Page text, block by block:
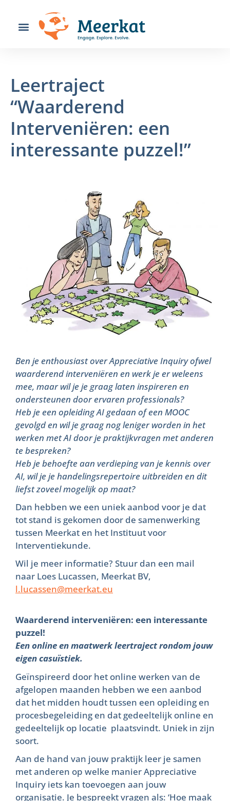
Leertraject
“Waarderend
Interveniëren: een
interessante puzzel!”
Ben je enthousiast over Appreciative Inquiry ofwel
waarderend interveniëren en werk je er weleens
mee, maar wil je je graag laten inspireren en
ondersteunen door ervaren professionals?
Heb je een opleiding AI gedaan of een MOOC
gevolgd en wil je graag nog leniger worden in het
werken met AI door je praktijkvragen met anderen
te bespreken?
Heb je behoefte aan verdieping van je kennis over
AI, wil je je handelingsrepertoire uitbreiden en dit
liefst zoveel mogelijk op maat?
Dan hebben we een uniek aanbod voor je dat
tot stand is gekomen door de samenwerking
tussen Meerkat en het Instituut voor
Interventiekunde.
Wil je meer informatie? Stuur dan een mail
naar Loes Lucassen, Meerkat BV,
l.lucassen@meerkat.eu
Waarderend interveniëren: een interessante
puzzel!
Een online en maatwerk leertraject rondom jouw
eigen casuïstiek.
Geïnspireerd door het online werken van de
afgelopen maanden hebben we een aanbod
dat het midden houdt tussen een opleiding en
procesbegeleiding en dat gedeeltelijk online en
gedeeltelijk op locatie plaatsvindt. Uniek in zijn
soort.
Aan de hand van jouw praktijk leer je samen
met anderen op welke manier Appreciative
Inquiry iets kan toevoegen aan jouw
organisatie. Je bespreekt vragen als: ‘Hoe maak